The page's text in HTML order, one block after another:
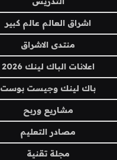
اشراق العالم عالم كبير
منتدى الاشراق
اعلانات الباك لينك 2026
باك لينك وجيست بوست
مشاريع وربح
مصادر التعليم
مجلة تقنية